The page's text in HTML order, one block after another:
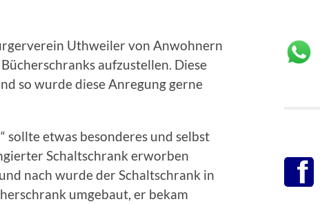
Uthweiler von Anwohnern
aufzustellen. Diese
so wurde diese Anregung gerne
sollte etwas besonderes und selbst
Schaltschrank erworben
nach wurde der Schaltschrank in
umgebaut, er bekam